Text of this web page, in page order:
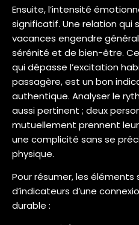
Ensuite, l’intensité
significatif. Une relation
vacances engendre
sérénité et de bien-être.
qui dépasse l’excitation
passagère, est un bon
authentique. Analyser le
aussi pertinent ; deux
mutuellement prennent
une complicité sans se
physique.
Pour résumer, les
d’indicateurs d’une
durable :